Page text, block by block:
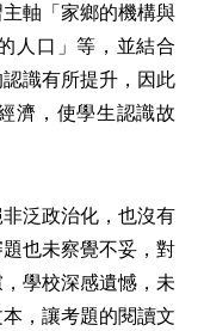
軸「家鄉的機構與
人口」等，並結合
識有所提升，因此
濟，使學生認識故
泛政治化，也沒有
也未察覺不妥，對
學校深感遺憾，未
，讓考題的閱讀文